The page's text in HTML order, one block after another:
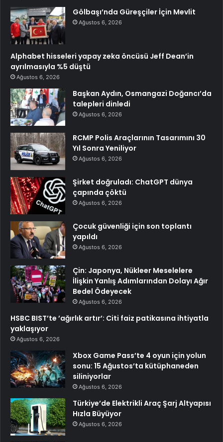
Gölbaşı’nda Güreşçiler İçin Mevlit
Ağustos 6, 2026
Alphabet hisseleri yapay zeka öncüsü Jeff Dean’in
ayrılmasıyla %5 düştü
Ağustos 6, 2026
Başkan Aydın, Osmangazi Doğancı’da
talepleri dinledi
Ağustos 6, 2026
RCMP Polis Araçlarının Tasarımını 30
Yıl Sonra Yeniliyor
Ağustos 6, 2026
Şirket doğruladı: ChatGPT dünya
çapında çöktü
Ağustos 6, 2026
Çocuk güvenliği için son toplantı
yapıldı
Ağustos 6, 2026
Çin: Japonya, Nükleer Meselelere
İlişkin Yanlış Adımlarından Dolayı Ağır
Bedel Ödeyecek
Ağustos 6, 2026
HSBC BIST’te ’ağırlık artır’: Citi faiz patikasına ihtiyatla
yaklaşıyor
Ağustos 6, 2026
Xbox Game Pass’te 4 oyun için yolun
sonu: 15 Ağustos’ta kütüphaneden
siliniyorlar
Ağustos 6, 2026
Türkiye’de Elektrikli Araç Şarj Altyapısı
Hızla Büyüyor
Ağustos 6, 2026